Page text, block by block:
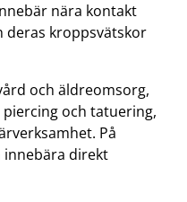
nära kontakt
deras kroppsvätskor
och äldreomsorg,
och tatuering,
På
direkt